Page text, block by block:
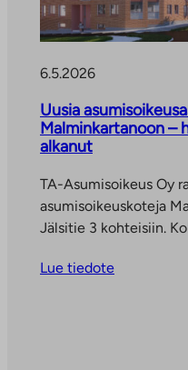
6.5.2026
Uusia
Malminkartanoon –
alkanut
TA-Asumisoikeus Oy
asumisoikeuskoteja
Jälsitie 3 kohteisiin.
Lue tiedote